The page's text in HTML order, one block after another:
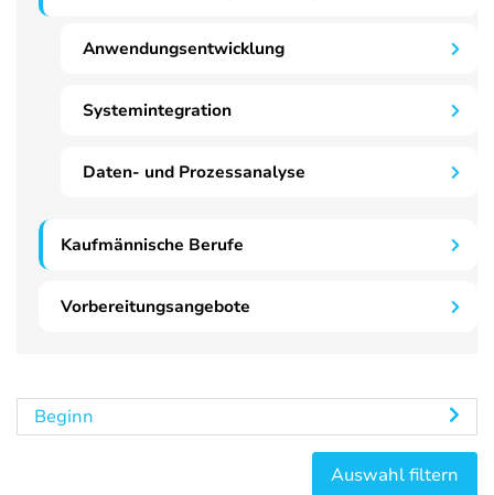
Anwendungsentwicklung
Systemintegration
Daten- und Prozessanalyse
Kaufmännische Berufe
Vorbereitungsangebote
Beginn